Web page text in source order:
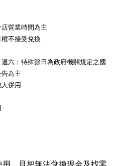
營業時間為主
不接受兌換
六；特殊節日為政府機關規定之國
為主
併用